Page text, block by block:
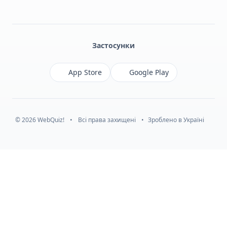
Застосунки
App Store Google Play
© 2026 WebQuiz! • Всі права захищені • Зроблено в Україні